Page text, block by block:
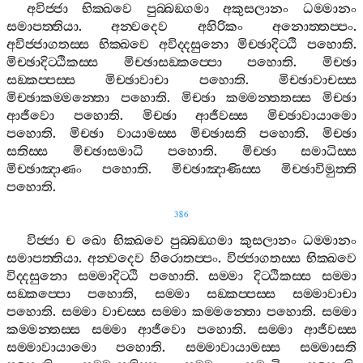
අවිජ‍්ජා භික‍්ඛවෙ පුබ‍්බඞ‍්ගමා අකුසලානං
ධම‍්මානං
සමාපත‍්තියා.අන‍්වදෙව අහිරිකං අනොත‍්තප‍්පං.
අවිජ‍්ජාගතස‍්ස
භික‍්ඛවෙ අවිද‍්දසුනො මිච‍්ඡාදිට‍්ඨි පහොති.
මිච‍්ඡාදිට‍්ඨිකස‍්ස
මිච‍්ඡාසඞ‍්කප‍්පො පහොති.මිච‍්ඡා
සඞ‍්කප‍්පස‍්ස
මිච‍්ඡාවාචා පහොති.මිච‍්ඡාවාචස‍්ස
මිච‍්ඡාකම‍්මන‍්තො
පහොති. මිච‍්ඡා කම‍්මන‍්තතස‍්ස
මිච‍්ඡා
ආජීවො
පහොති. මිච‍්ඡා ආජීවස‍්ස
මිච‍්ඡාවායාමො
පහොති. මිච‍්ඡා වායාමස‍්ස මිච‍්ඡාසති පහොති.මිච‍්ඡා
සතිස‍්ස
මිච‍්ඡාසමාධි පහොති. මිච‍්ඡා
සමාධිස‍්ස
මිච‍්ඡාඤාණං
පහොති. මිච‍්ඡාඤාණිස‍්ස
මිච‍්ඡාවිමුත‍්ති
පහොති.
386
විජ‍්ජා ච ඛො භික‍්ඛවෙ පුබ‍්බඞ‍්ගමා කුසලානං ධම‍්මානං
සමාපත‍්තියා. අන‍්වදෙව හිරොතප‍්පං. විජ‍්ජාගතස‍්ස භික‍්ඛවෙ
විද‍්දසුනො
සම‍්මාදිට‍්ඨි පහොති.සම‍්මා දිට‍්ඨිකස‍්ස
සම‍්මා
සඞ‍්කප‍්පො
පහොති, සම‍්මා සඞ‍්කප‍්පස‍්ස
සම‍්මාවාචා
පහොති. සම‍්මා වාචස‍්ස සම‍්මා කම‍්මන‍්තො පහොති. සම‍්මා
කම‍්මන‍්තස‍්ස
සම‍්මා ආජීවො පහොති. සම‍්මා
ආජීවස‍්ස
සම‍්මාවායාමො
පහොති. සම‍්මාවායාමස‍්ස
සම‍්මාසති